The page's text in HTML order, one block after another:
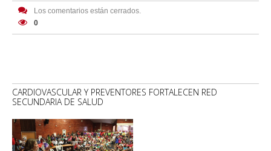
Los comentarios están cerrados.
0
CARDIOVASCULAR Y PREVENTORES FORTALECEN RED
SECUNDARIA DE SALUD